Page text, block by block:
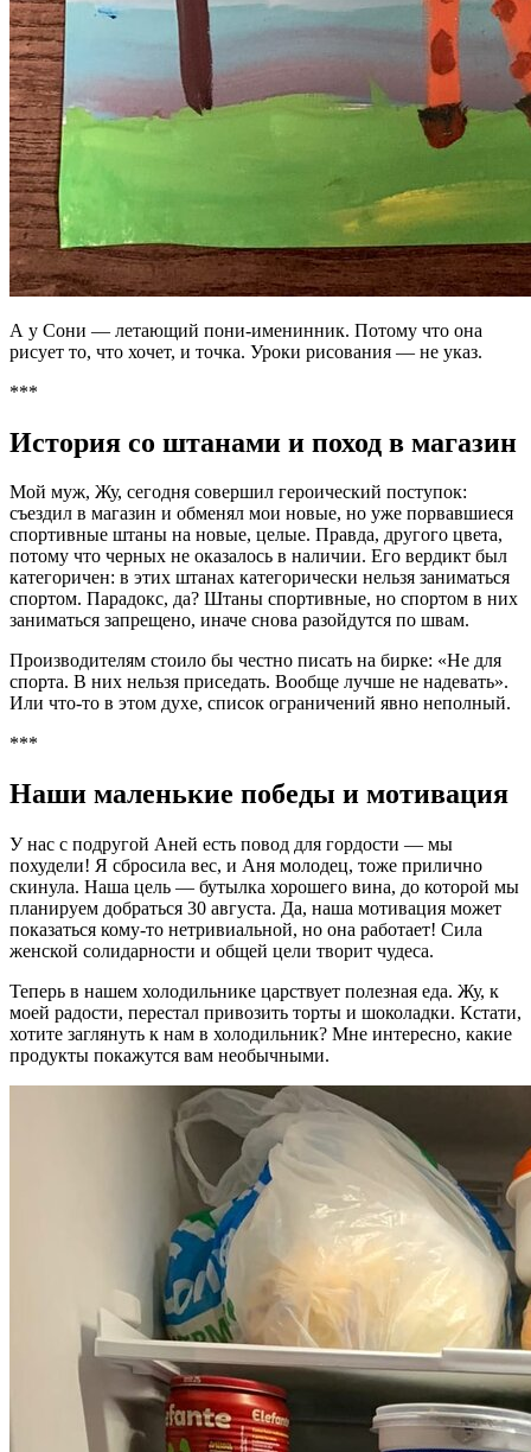
А у Сони — летающий пони-именинник. Потому что она
рисует то, что хочет, и точка. Уроки рисования — не указ.
***
История со штанами и поход в магазин
Мой муж, Жу, сегодня совершил героический поступок:
съездил в магазин и обменял мои новые, но уже порвавшиеся
спортивные штаны на новые, целые. Правда, другого цвета,
потому что черных не оказалось в наличии. Его вердикт был
категоричен: в этих штанах категорически нельзя заниматься
спортом. Парадокс, да? Штаны спортивные, но спортом в них
заниматься запрещено, иначе снова разойдутся по швам.
Производителям стоило бы честно писать на бирке: «Не для
спорта. В них нельзя приседать. Вообще лучше не надевать».
Или что-то в этом духе, список ограничений явно неполный.
***
Наши маленькие победы и мотивация
У нас с подругой Аней есть повод для гордости — мы
похудели! Я сбросила вес, и Аня молодец, тоже прилично
скинула. Наша цель — бутылка хорошего вина, до которой мы
планируем добраться 30 августа. Да, наша мотивация может
показаться кому-то нетривиальной, но она работает! Сила
женской солидарности и общей цели творит чудеса.
Теперь в нашем холодильнике царствует полезная еда. Жу, к
моей радости, перестал привозить торты и шоколадки. Кстати,
хотите заглянуть к нам в холодильник? Мне интересно, какие
продукты покажутся вам необычными.